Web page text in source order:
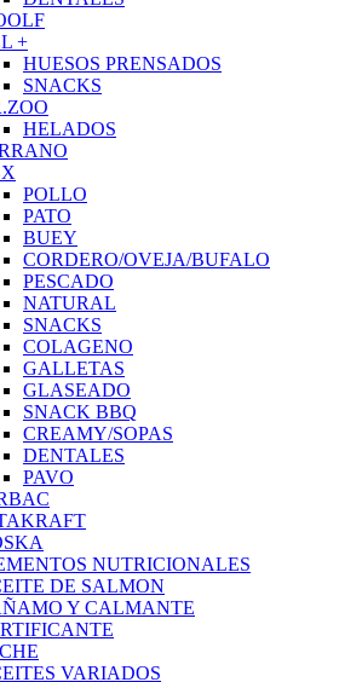
+
HUESOS PRENSADOS
SNACKS
HELADOS
POLLO
PATO
BUEY
CORDERO/OVEJA/BUFALO
PESCADO
NATURAL
SNACKS
COLAGENO
GALLETAS
GLASEADO
SNACK BBQ
CREAMY/SOPAS
DENTALES
PAVO
NUTRICIONALES
DE SALMON
Y CALMANTE
VARIADOS